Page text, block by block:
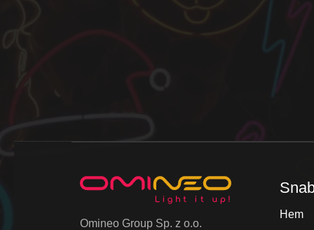
Omineo Group Sp. z o.o.
Hem